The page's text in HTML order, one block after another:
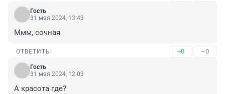
Гость
31 мая 2024, 13:43
Ммм, сочная
ОТВЕТИТЬ +0 –0
Гость
31 мая 2024, 12:03
А красота где?